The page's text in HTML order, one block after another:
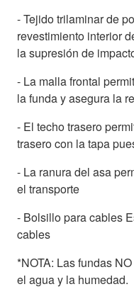
- Tejido trilaminar de
revestimiento interior
la supresión de
- La malla frontal
la funda y asegura la
- El techo trasero
trasero con la tapa
- La ranura del asa
el transporte
- Bolsillo para cables
cables
*NOTA: Las fundas
el agua y la humedad.